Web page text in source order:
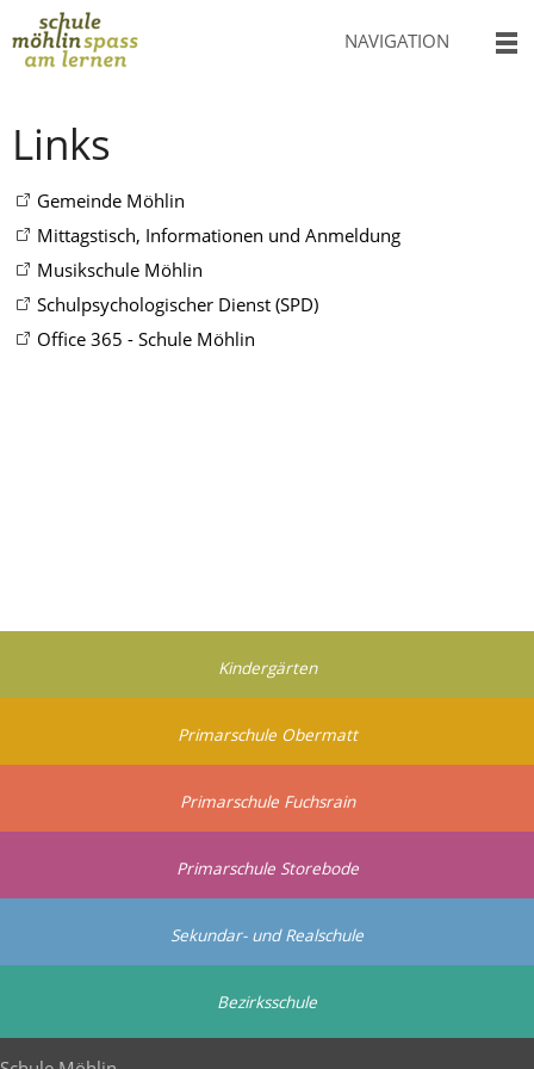
NAVIGATION
Links
Gemeinde Möhlin
Mittagstisch, Informationen und Anmeldung
Musikschule Möhlin
Schulpsychologischer Dienst (SPD)
Office 365 - Schule Möhlin
Kindergärten
Primarschule Obermatt
Primarschule Fuchsrain
Primarschule Storebode
Sekundar- und Realschule
Bezirksschule